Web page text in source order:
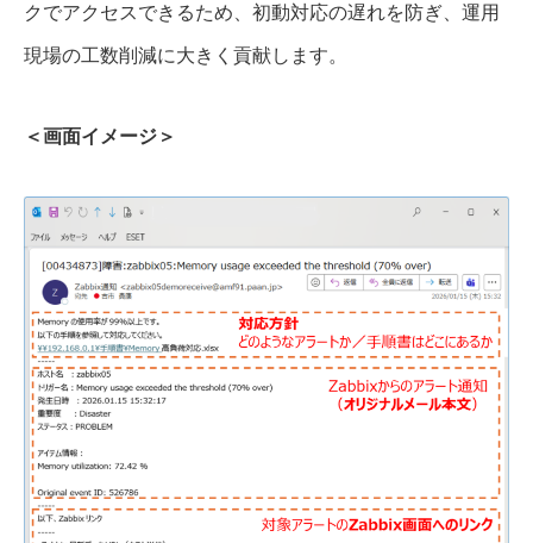
クでアクセスできるため、初動対応の遅れを防ぎ、運用
現場の工数削減に大きく貢献します。
＜画面イメージ＞